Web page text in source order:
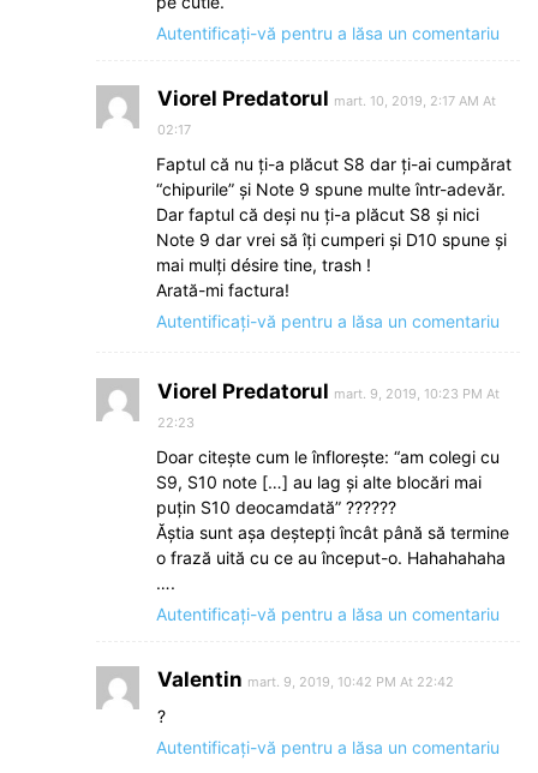
Autentificați-vă pentru a lăsa un comentariu
Viorel Predatorul mart. 10, 2019, 2:17 AM At
02:17
Faptul că nu ți-a plăcut S8 dar ți-ai cumpărat
“chipurile” și Note 9 spune multe într-adevăr.
Dar faptul că deși nu ți-a plăcut S8 și nici
Note 9 dar vrei să îți cumperi și D10 spune și
mai mulți désire tine, trash !
Arată-mi factura!
Autentificați-vă pentru a lăsa un comentariu
Viorel Predatorul mart. 9, 2019, 10:23 PM At
22:23
Doar citește cum le înflorește: “am colegi cu
S9, S10 note […] au lag și alte blocări mai
puțin S10 deocamdată” ??????
Ăștia sunt așa deștepți încât până să termine
o frază uită cu ce au început-o. Hahahahaha
….
Autentificați-vă pentru a lăsa un comentariu
Valentin mart. 9, 2019, 10:42 PM At 22:42
?
Autentificați-vă pentru a lăsa un comentariu